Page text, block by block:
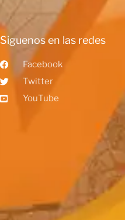
Siguenos en las redes
Facebook
Twitter
YouTube